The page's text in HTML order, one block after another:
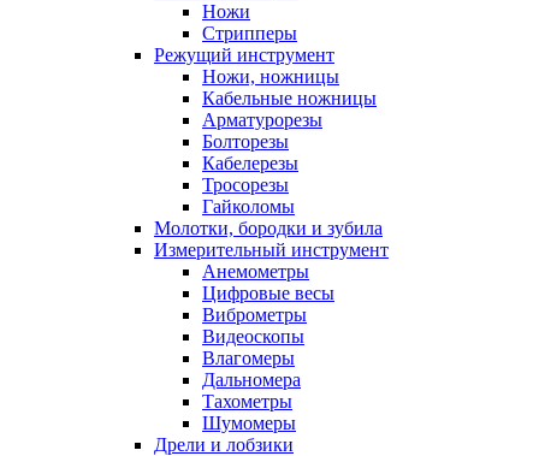
Ножи
Стрипперы
Режущий инструмент
Ножи, ножницы
Кабельные ножницы
Арматурорезы
Болторезы
Кабелерезы
Тросорезы
Гайколомы
Молотки, бородки и зубила
Измерительный инструмент
Анемометры
Цифровые весы
Виброметры
Видеоскопы
Влагомеры
Дальномера
Тахометры
Шумомеры
Дрели и лобзики